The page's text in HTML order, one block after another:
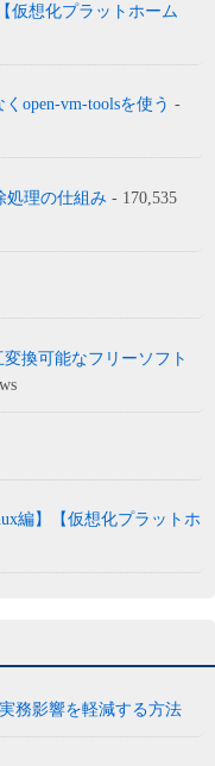
仮想化プラットホーム
open-vm-toolsを使う -
処理の仕組み - 170,535
換可能なフリーソフト
編】【仮想化プラットホ
務影響を軽減する方法